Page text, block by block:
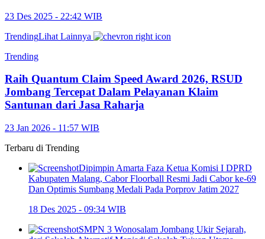
23 Des 2025 - 22:42 WIB
TrendingLihat Lainnya
Trending
Raih Quantum Claim Speed Award 2026, RSUD
Jombang Tercepat Dalam Pelayanan Klaim
Santunan dari Jasa Raharja
23 Jan 2026 - 11:57 WIB
Terbaru di Trending
Dipimpin Amarta Faza Ketua Komisi I DPRD
Kabupaten Malang, Cabor Floorball Resmi Jadi Cabor ke-69
Dan Optimis Sumbang Medali Pada Porprov Jatim 2027
18 Des 2025 - 09:34 WIB
SMPN 3 Wonosalam Jombang Ukir Sejarah,